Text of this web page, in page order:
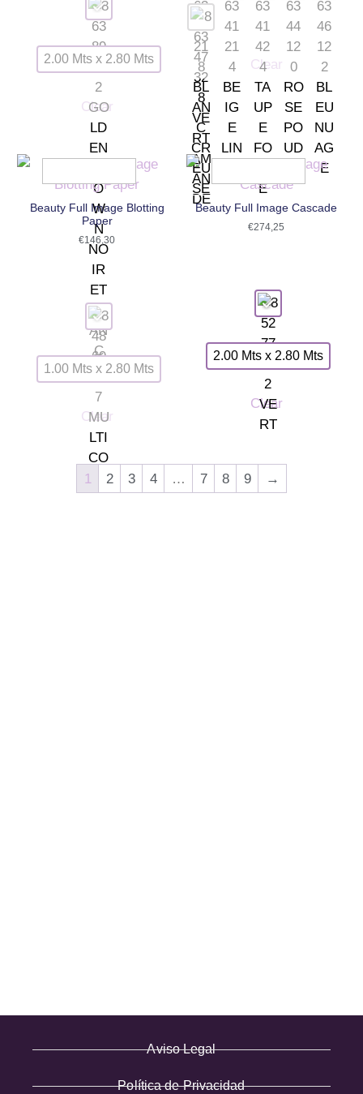
2.00 Mts x 2.80 Mts
Clear
Clear
Beauty Full Image Blotting
Paper
€146,30
1.00 Mts x 2.80 Mts
Clear
Beauty Full Image Cascade
€274,25
2.00 Mts x 2.80 Mts
Clear
1 2 3 4 … 7 8 9 →
Aviso Legal
Política de Privacidad